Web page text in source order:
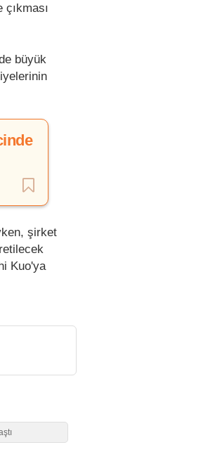
büyük
şirket
Kuo'ya